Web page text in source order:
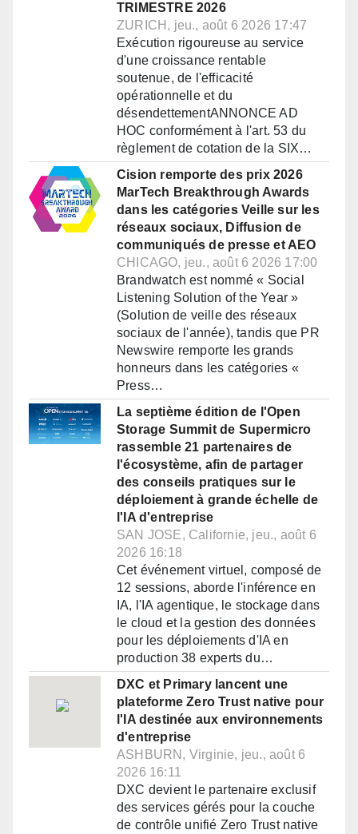
TRIMESTRE 2026
ZURICH, jeu., août 6 2026 17:47
Exécution rigoureuse au service
d'une croissance rentable
soutenue, de l'efficacité
opérationnelle et du
désendettementANNONCE AD
HOC conformément à l'art. 53 du
règlement de cotation de la SIX…
Cision remporte des prix 2026
MarTech Breakthrough Awards
dans les catégories Veille sur les
réseaux sociaux, Diffusion de
communiqués de presse et AEO
CHICAGO, jeu., août 6 2026 17:00
Brandwatch est nommé « Social
Listening Solution of the Year »
(Solution de veille des réseaux
sociaux de l'année), tandis que PR
Newswire remporte les grands
honneurs dans les catégories «
Press…
La septième édition de l'Open
Storage Summit de Supermicro
rassemble 21 partenaires de
l'écosystème, afin de partager
des conseils pratiques sur le
déploiement à grande échelle de
l'IA d'entreprise
SAN JOSE, Californie, jeu., août 6
2026 16:18
Cet événement virtuel, composé de
12 sessions, aborde l'inférence en
IA, l'IA agentique, le stockage dans
le cloud et la gestion des données
pour les déploiements d'IA en
production 38 experts du…
DXC et Primary lancent une
plateforme Zero Trust native pour
l'IA destinée aux environnements
d'entreprise
ASHBURN, Virginie, jeu., août 6
2026 16:11
DXC devient le partenaire exclusif
des services gérés pour la couche
de contrôle unifié Zero Trust native